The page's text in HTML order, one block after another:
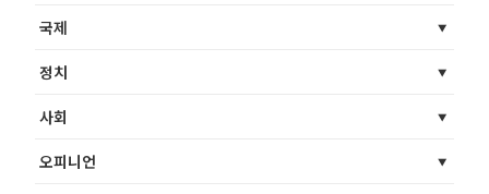
국제
정치
사회
오피니언